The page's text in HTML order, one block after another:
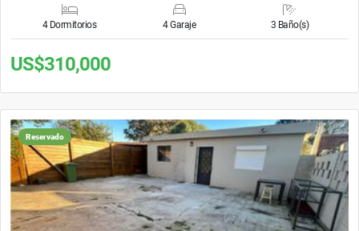
4 Dormitorios 4 Garaje 3 Baño(s)
US$310,000
Reservado